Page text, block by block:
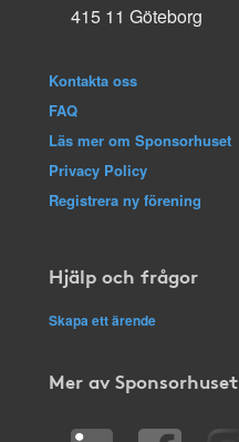
415 11 Göteborg
Kontakta oss
FAQ
Läs mer om Sponsorhuset
Privacy Policy
Registrera ny förening
Hjälp och frågor
Skapa ett ärende
Mer av Sponsorhuset